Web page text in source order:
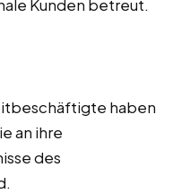
Kunden betreut.
haben
an ihre
des